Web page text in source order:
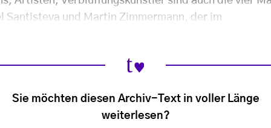
Santisteva und Martin Zimmermann, der im
Sie möchten diesen Archiv-Text in voller Länge
weiterlesen?